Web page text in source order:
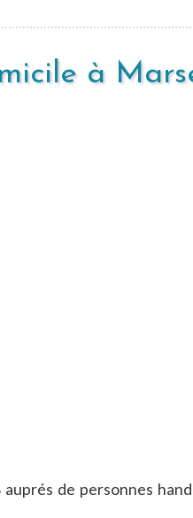
à
auprés de personnes